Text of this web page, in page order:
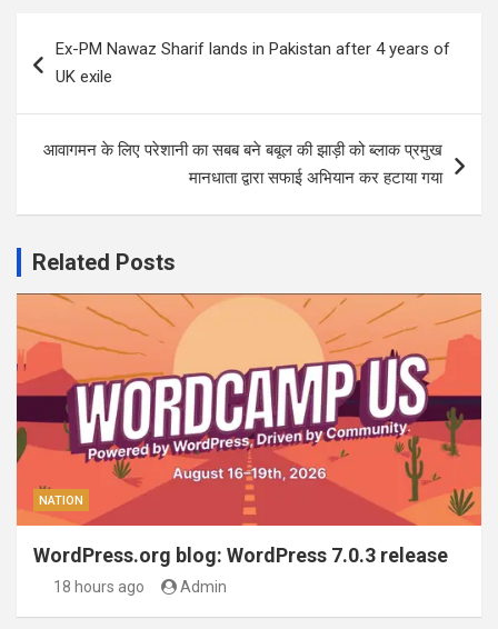
navigation
Ex-PM Nawaz Sharif lands in Pakistan after 4 years of
UK exile
आवागमन के लिए परेशानी का सबब बने बबूल की झाड़ी को ब्लाक प्रमुख
मानधाता द्वारा सफाई अभियान कर हटाया गया
Related Posts
NATION
WordPress.org blog: WordPress 7.0.3 release
18 hours ago Admin